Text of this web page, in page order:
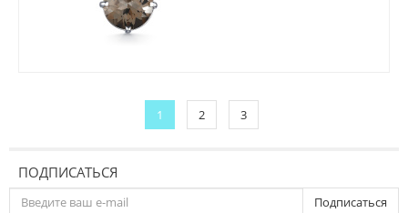
1 2 3
ПОДПИСАТЬСЯ
Подписаться